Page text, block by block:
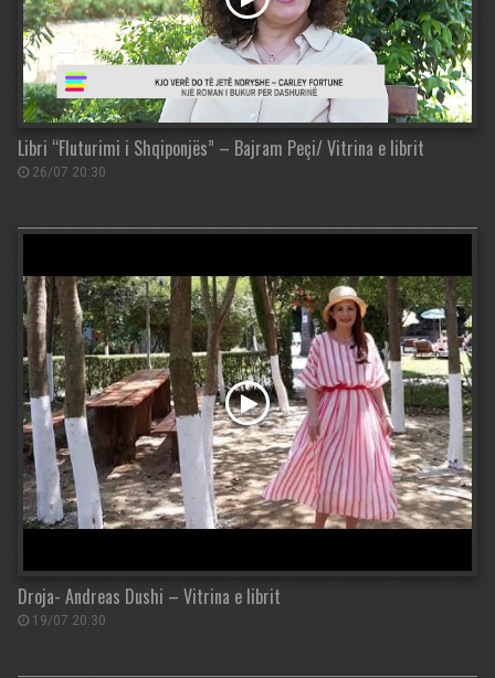
Libri “Fluturimi i Shqiponjës” – Bajram Peçi/ Vitrina e librit
26/07 20:30
Droja- Andreas Dushi – Vitrina e librit
19/07 20:30